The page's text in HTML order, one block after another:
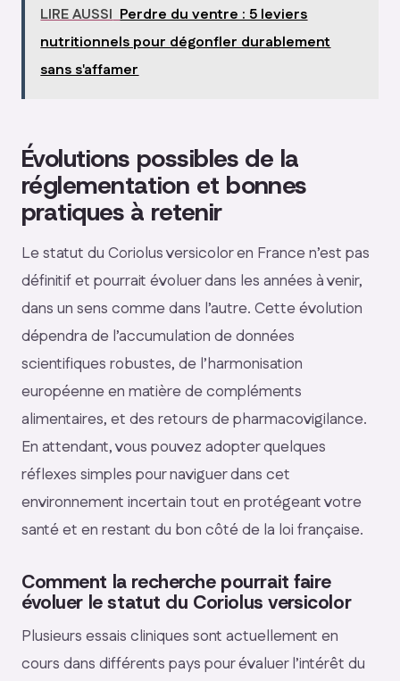
LIRE AUSSI Perdre du ventre : 5 leviers
nutritionnels pour dégonfler durablement
sans s'affamer
Évolutions possibles de la
réglementation et bonnes
pratiques à retenir
Le statut du Coriolus versicolor en France n’est pas
définitif et pourrait évoluer dans les années à venir,
dans un sens comme dans l’autre. Cette évolution
dépendra de l’accumulation de données
scientifiques robustes, de l’harmonisation
européenne en matière de compléments
alimentaires, et des retours de pharmacovigilance.
En attendant, vous pouvez adopter quelques
réflexes simples pour naviguer dans cet
environnement incertain tout en protégeant votre
santé et en restant du bon côté de la loi française.
Comment la recherche pourrait faire
évoluer le statut du Coriolus versicolor
Plusieurs essais cliniques sont actuellement en
cours dans différents pays pour évaluer l’intérêt du